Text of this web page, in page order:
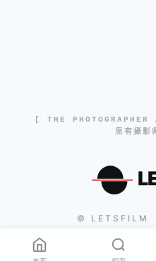
[ THE
里有摄影
© LETSFILM